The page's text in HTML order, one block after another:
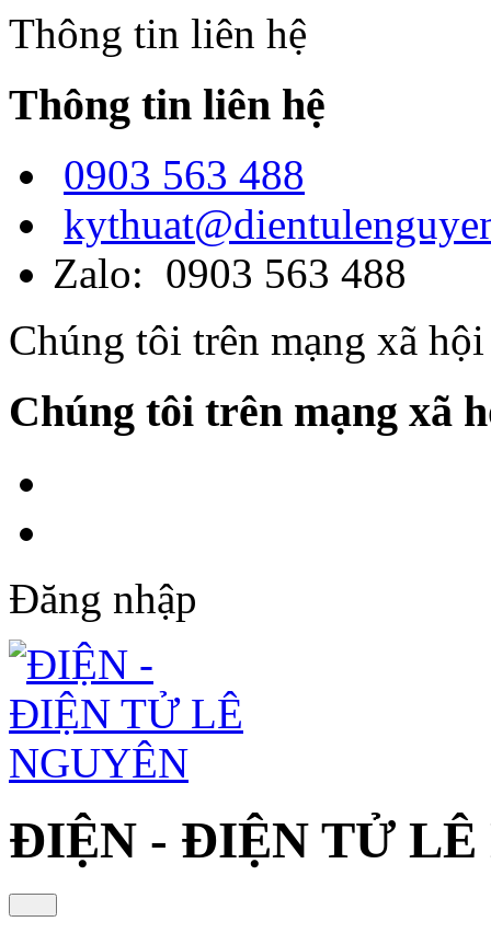
Thông tin liên hệ
Thông tin liên hệ
0903 563 488
Zalo: 0903 563 488
Chúng tôi trên mạng xã hội
Chúng tôi trên mạng xã
Đăng nhập
ĐIỆN - ĐIỆN TỬ LÊ